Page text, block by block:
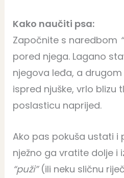
Kako naučiti psa:
Započnite s naredbom
pored njega. Lagano
njegova leđa, a
ispred njuške, vrlo blizu
poslasticu naprijed.
Ako pas pokuša ustati i
nježno ga vratite dolje i
“puži”(ili neku sličnu